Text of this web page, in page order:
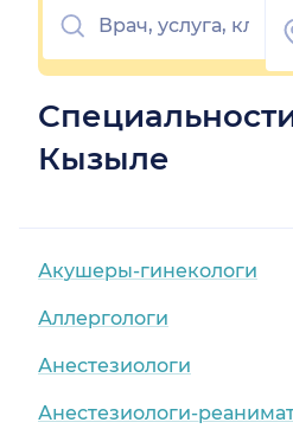
Кызыле
Акушеры-гинекологи
Аллергологи
Анестезиологи
Анестезиологи-